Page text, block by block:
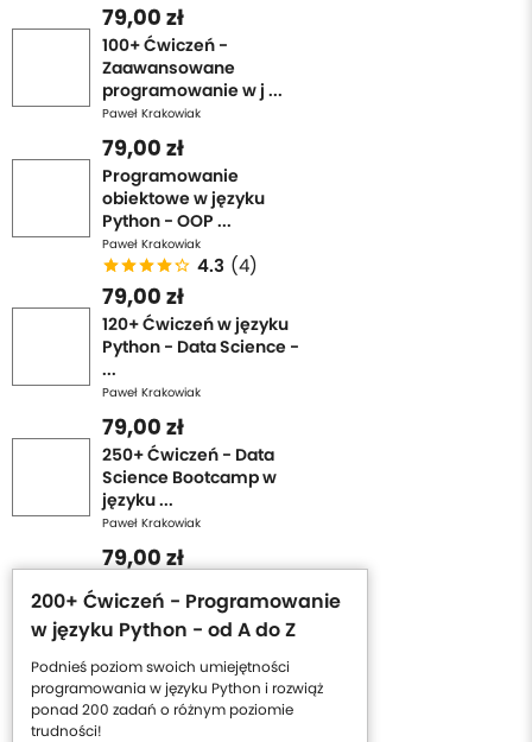
79,00 zł
100+ Ćwiczeń -
Zaawansowane
programowanie w j ...
Paweł Krakowiak
79,00 zł
Programowanie
obiektowe w języku
Python - OOP ...
Paweł Krakowiak
4.3 (4)
79,00 zł
120+ Ćwiczeń w języku
Python - Data Science -
...
Paweł Krakowiak
79,00 zł
250+ Ćwiczeń - Data
Science Bootcamp w
języku ...
Paweł Krakowiak
79,00 zł
200+ Ćwiczeń - Programowanie
w języku Python - od A do Z
Podnieś poziom swoich umiejętności
programowania w języku Python i rozwiąż
ponad 200 zadań o różnym poziomie
trudności!